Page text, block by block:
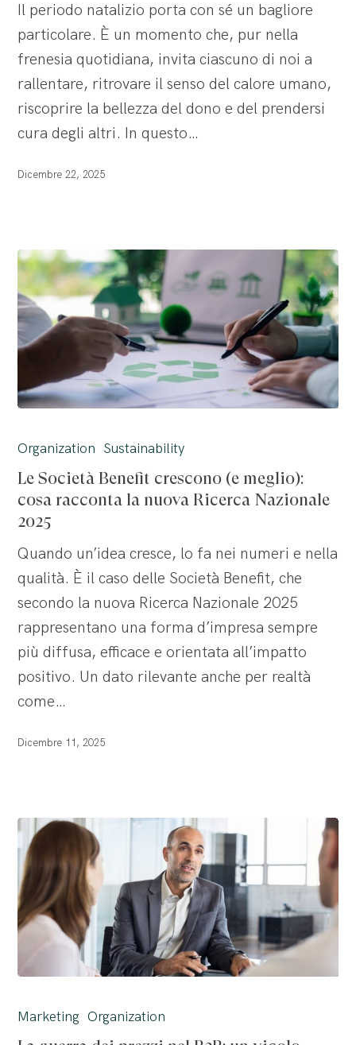
di
EOC
per
il
futuro
di
un
Il periodo natalizio porta con sé un bagliore
particolare. È un momento che, pur nella
frenesia quotidiana, invita ciascuno di noi a
rallentare, ritrovare il senso del calore umano,
riscoprire la bellezza del dono e del prendersi
cura degli altri. In questo…
Dicembre 22, 2025
Società
Benefit
crescono
(e
meglio):
cosa
racconta
nuova
Ricerca
Nazionale
Organization Sustainability
Le Società Benefit crescono (e meglio):
cosa racconta la nuova Ricerca Nazionale
2025
Quando un’idea cresce, lo fa nei numeri e nella
qualità. È il caso delle Società Benefit, che
secondo la nuova Ricerca Nazionale 2025
rappresentano una forma d’impresa sempre
più diffusa, efficace e orientata all’impatto
positivo. Un dato rilevante anche per realtà
come…
Dicembre 11, 2025
guerra
dei
Marketing Organization